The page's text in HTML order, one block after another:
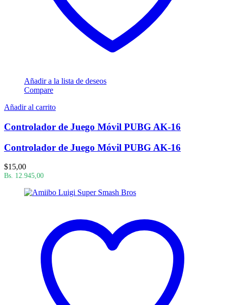
Añadir a la lista de deseos
Compare
Añadir al carrito
Controlador de Juego Móvil PUBG AK-16
Controlador de Juego Móvil PUBG AK-16
$15,00
Bs. 12.945,00